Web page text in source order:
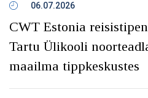
06.07.2026
CWT Estonia
Tartu Ülikooli
maailma tippkeskustes